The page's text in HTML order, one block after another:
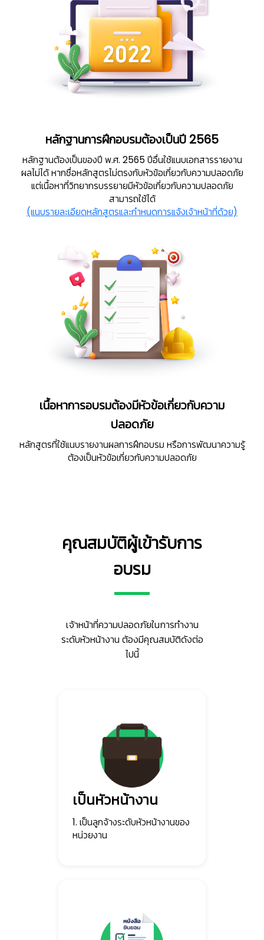
หลักฐานการฝึกอบรมต้องเป็นปี 2565
หลักฐานต้องเป็นของปี พ.ศ. 2565 ปีอื่นใช้แนบเอกสารรายงาน
ผลไม่ได้ หากชื่อหลักสูตรไม่ตรงกับหัวข้อเกี่ยวกับความปลอดภัย
แต่เนื้อหาที่วิทยากรบรรยายมีหัวข้อเกี่ยวกับความปลอดภัย
สามารถใช้ได้
(แนบรายละเอียดหลักสูตรและกำหนดการแจ้งเจ้าหน้าที่ด้วย)
เนื้อหาการอบรมต้องมีหัวข้อเกี่ยวกับความ
ปลอดภัย
หลักสูตรที่ใช้แนบรายงานผลการฝึกอบรม หรือการพัฒนาความรู้
ต้องเป็นหัวข้อเกี่ยวกับความปลอดภัย
คุณสมบัติผู้เข้ารับการ
อบรม
เจ้าหน้าที่ความปลอดภัยในการทำงาน
ระดับหัวหน้างาน ต้องมีคุณสมบัติดังต่อ
ไปนี้
เป็นหัวหน้างาน
1. เป็นลูกจ้างระดับหัวหน้างานของ
หน่วยงาน